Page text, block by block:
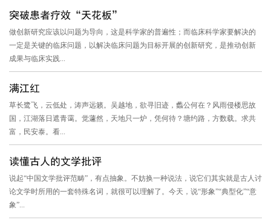
突破患者疗效“天花板”
做创新研究应该以问题为导向，这是科学家的普遍性；而临床科学家要解决的
一定是关键的临床问题，以解决临床问题为目标开展的创新研究，是推动创新
成果与临床实践...
满江红
草长鹭飞，云低处，涛声远籁。吴越地，欲寻旧迹，蠡公何在？风雨侵楼思故
国，江湖落日遮青霭。觉蘧然，天地只一炉，凭何待？塘约路，方数载。求共
富，民安泰。看...
读懂古人的文学批评
说起“中国文学批评范畴”，有点抽象。不妨换一种说法，说它们其实就是古人讨
论文学时所用的一套特殊名词，就很可以理解了。今天，说“形象”“典型化”“意
象”...